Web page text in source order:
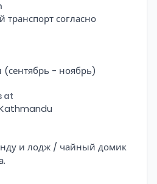
транспорт согласно
- ноябрь)
at
и лодж / чайный домик